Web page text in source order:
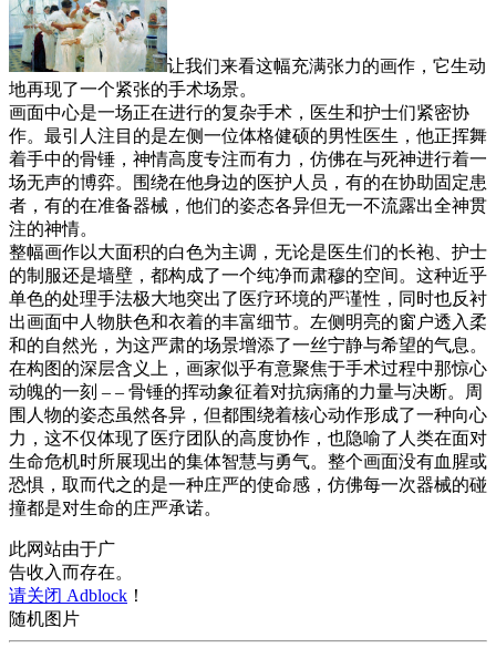
让我们来看这幅充满张力的画作，它生动
地再现了一个紧张的手术场景。
画面中心是一场正在进行的复杂手术，医生和护士们紧密协
作。最引人注目的是左侧一位体格健硕的男性医生，他正挥舞
着手中的骨锤，神情高度专注而有力，仿佛在与死神进行着一
场无声的博弈。围绕在他身边的医护人员，有的在协助固定患
者，有的在准备器械，他们的姿态各异但无一不流露出全神贯
注的神情。
整幅画作以大面积的白色为主调，无论是医生们的长袍、护士
的制服还是墙壁，都构成了一个纯净而肃穆的空间。这种近乎
单色的处理手法极大地突出了医疗环境的严谨性，同时也反衬
出画面中人物肤色和衣着的丰富细节。左侧明亮的窗户透入柔
和的自然光，为这严肃的场景增添了一丝宁静与希望的气息。
在构图的深层含义上，画家似乎有意聚焦于手术过程中那惊心
动魄的一刻 – – 骨锤的挥动象征着对抗病痛的力量与决断。周
围人物的姿态虽然各异，但都围绕着核心动作形成了一种向心
力，这不仅体现了医疗团队的高度协作，也隐喻了人类在面对
生命危机时所展现出的集体智慧与勇气。整个画面没有血腥或
恐惧，取而代之的是一种庄严的使命感，仿佛每一次器械的碰
撞都是对生命的庄严承诺。
此网站由于广
告收入而存在。
请关闭 Adblock ！
随机图片